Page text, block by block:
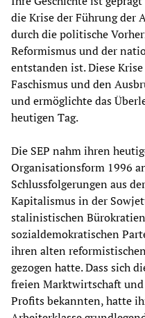
die Krise der Führung der
durch die politische
Reformismus und der
entstanden ist. Diese
Faschismus und den
und ermöglichte das
heutigen Tag.
Die SEP nahm ihren
Organisationsform 1996
Schlussfolgerungen aus
Kapitalismus in der
stalinistischen
sozialdemokratischen
ihren alten
gezogen hatte. Dass sich
freien Marktwirtschaft
Profits bekannten, hatte